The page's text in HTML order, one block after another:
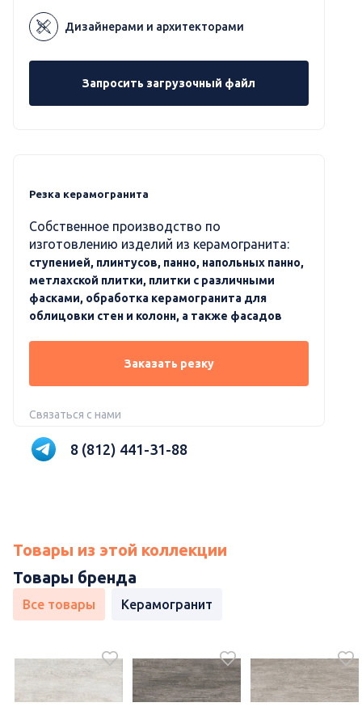
Дизайнерами и архитекторами
Запросить загрузочный файл
Резка керамогранита
Собственное производство по
изготовлению изделий из керамогранита:
ступенией, плинтусов, панно, напольных панно,
метлахской плитки, плитки с различными
фасками, обработка керамогранита для
облицовки стен и колонн, а также фасадов
Заказать резку
Связаться с нами
8 (812) 441-31-88
Товары из этой коллекции
Товары бренда
Все товары Керамогранит